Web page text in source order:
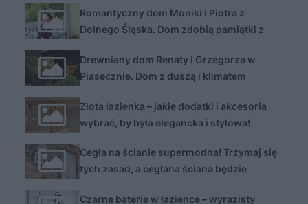
Romantyczny dom Moniki i Piotra z
Dolnego Śląska. Dom zdobią pamiątki z
Drewniany dom Renaty i Grzegorza w
Piasecznie. Dom z duszą i klimatem
Złota łazienka – jakie dodatki i akcesoria
wybrać, by była elegancka i stylowa!
Cegła na ścianie supermodna! Trzymaj się
tych zasad, a ceglana ściana będzie
Czarne baterie w łazience – wyrazisty